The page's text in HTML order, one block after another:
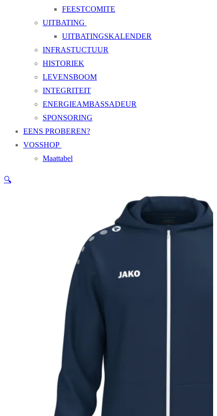
FEESTCOMITE
UITBATING
UITBATINGSKALENDER
INFRASTUCTUUR
HISTORIEK
LEVENSBOOM
INTEGRITEIT
ENERGIEAMBASSADEUR
SPONSORING
EENS PROBEREN?
VOSSHOP
Maattabel
🔍